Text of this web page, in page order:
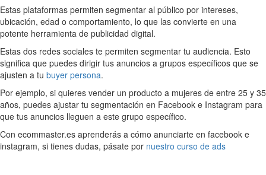
Estas plataformas permiten segmentar al público por intereses,
ubicación, edad o comportamiento, lo que las convierte en una
potente herramienta de publicidad digital.
Estas dos redes sociales te permiten segmentar tu audiencia. Esto
significa que puedes dirigir tus anuncios a grupos específicos que se
ajusten a tu buyer persona.
Por ejemplo, si quieres vender un producto a mujeres de entre 25 y 35
años, puedes ajustar tu segmentación en Facebook e Instagram para
que tus anuncios lleguen a este grupo específico.
Con ecommaster.es aprenderás a cómo anunciarte en facebook e
instagram, si tienes dudas, pásate por nuestro curso de ads